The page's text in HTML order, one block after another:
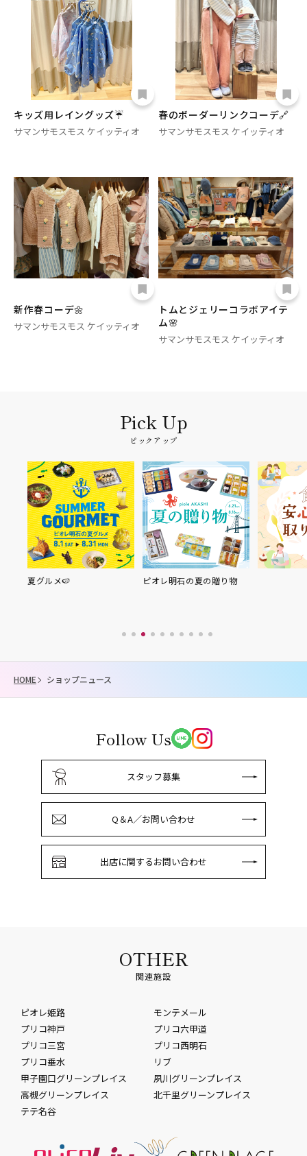
キッズ用レイングッズ☔
サマンサモスモス ケイッティオ
春のボーダーリンクコーデ🔗
サマンサモスモス ケイッティオ
新作春コーデ🌼
サマンサモスモス ケイッティオ
トムとジェリーコラボアイテ
ム🌸
サマンサモスモス ケイッティオ
ピックアップ
夏グルメ🍉 ピオレ明石の夏の贈り物
HOME ショップニュース
Follow Us
スタッフ募集
Q＆A／お問い合わせ
出店に関するお問い合わせ
OTHER
関連施設
ピオレ姫路
モンテメール
プリコ神戸
プリコ六甲道
プリコ三宮
プリコ西明石
プリコ垂水
リブ
甲子園口グリーンプレイス
夙川グリーンプレイス
高槻グリーンプレイス
北千里グリーンプレイス
テテ名谷